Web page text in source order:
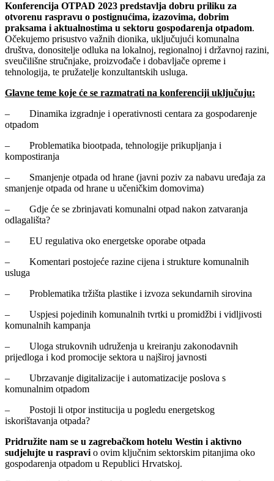
Konferencija OTPAD 2023 predstavlja dobru priliku za
otvorenu raspravu o postignućima, izazovima, dobrim
praksama i aktualnostima u sektoru gospodarenja otpadom.
Očekujemo prisustvo važnih dionika, uključujući komunalna
društva, donositelje odluka na lokalnoj, regionalnoj i državnoj razini,
sveučilišne stručnjake, proizvođače i dobavljače opreme i
tehnologija, te pružatelje konzultantskih usluga.
Glavne teme koje će se razmatrati na konferenciji uključuju:
– Dinamika izgradnje i operativnosti centara za gospodarenje
otpadom
– Problematika biootpada, tehnologije prikupljanja i
kompostiranja
– Smanjenje otpada od hrane (javni poziv za nabavu uređaja za
smanjenje otpada od hrane u učeničkim domovima)
– Gdje će se zbrinjavati komunalni otpad nakon zatvaranja
odlagališta?
– EU regulativa oko energetske oporabe otpada
– Komentari postojeće razine cijena i strukture komunalnih
usluga
– Problematika tržišta plastike i izvoza sekundarnih sirovina
– Uspjesi pojedinih komunalnih tvrtki u promidžbi i vidljivosti
komunalnih kampanja
– Uloga strukovnih udruženja u kreiranju zakonodavnih
prijedloga i kod promocije sektora u najširoj javnosti
– Ubrzavanje digitalizacije i automatizacije poslova s
komunalnim otpadom
– Postoji li otpor institucija u pogledu energetskog
iskorištavanja otpada?
Pridružite nam se u zagrebačkom hotelu Westin i aktivno
sudjelujte u raspravi o ovim ključnim sektorskim pitanjima oko
gospodarenja otpadom u Republici Hrvatskoj.